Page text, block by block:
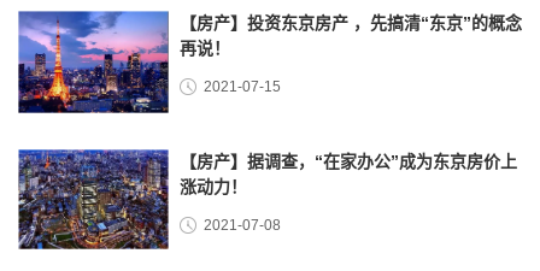
【房产】投资东京房产 ，先搞清“东京”的概念
再说！
2021-07-15
【房产】据调查，“在家办公”成为东京房价上
涨动力！
2021-07-08